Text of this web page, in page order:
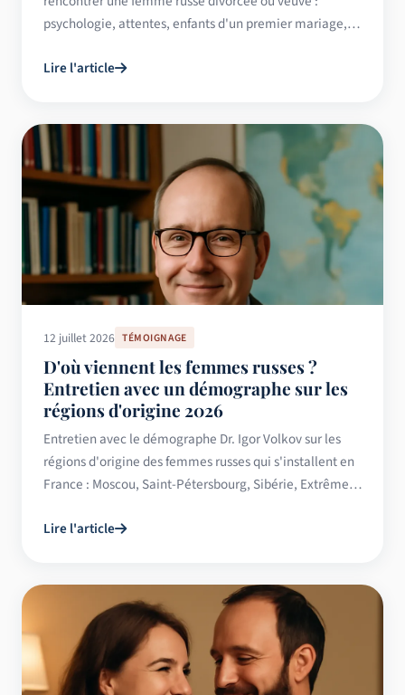
psychologie, attentes, enfants d'un premier mariage,
Lire l'article
12 juillet 2026 TÉMOIGNAGE
D'où viennent les femmes russes ?
Entretien avec un démographe sur les
régions d'origine 2026
Entretien avec le démographe Dr. Igor Volkov sur les
régions d'origine des femmes russes qui s'installent en
France : Moscou, Saint-Pétersbourg, Sibérie, Extrême-
Lire l'article